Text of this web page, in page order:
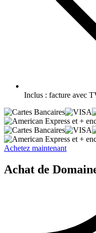
Inclus : facture avec
et +
et +
Achetez maintenant
Achat de